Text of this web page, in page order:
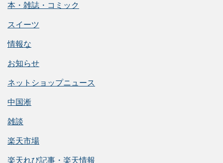
本・雑誌・コミック
スイーツ
情報な
お知らせ
ネットショップニュース
中国淅
雑談
楽天市場
楽天れび記事・楽天情報